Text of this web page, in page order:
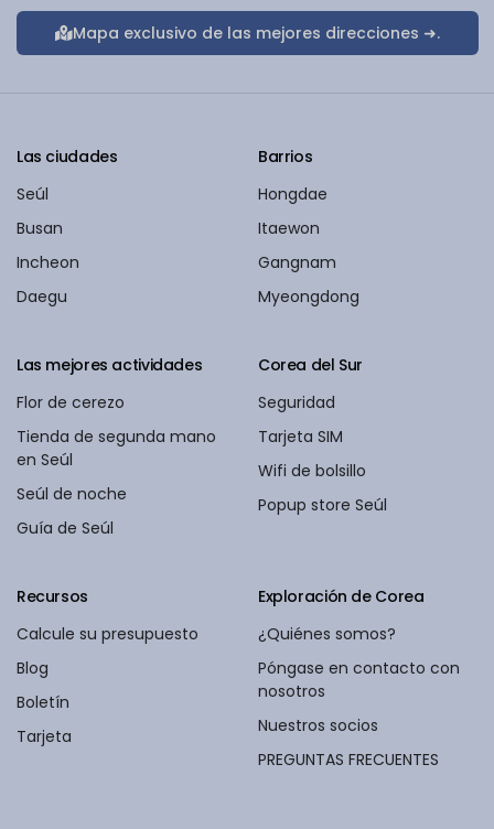
Mapa exclusivo de las mejores direcciones ➜.
Las ciudades
Seúl
Busan
Incheon
Daegu
Barrios
Hongdae
Itaewon
Gangnam
Myeongdong
Las mejores actividades
Flor de cerezo
Tienda de segunda mano
en Seúl
Seúl de noche
Guía de Seúl
Corea del Sur
Seguridad
Tarjeta SIM
Wifi de bolsillo
Popup store Seúl
Recursos
Calcule su presupuesto
Blog
Boletín
Tarjeta
Exploración de Corea
¿Quiénes somos?
Póngase en contacto con
nosotros
Nuestros socios
PREGUNTAS FRECUENTES